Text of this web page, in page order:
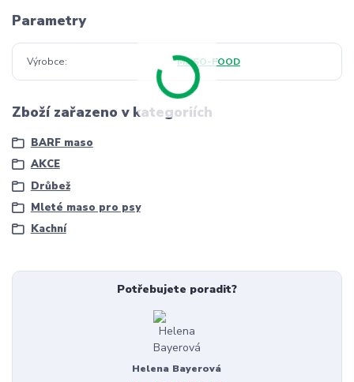
Parametry
Výrobce MASO-FOOD
Zboží zařazeno v kategoriích
BARF maso
AKCE
Drůbež
Mleté maso pro psy
Kachní
Potřebujete poradit?
Helena Bayerová